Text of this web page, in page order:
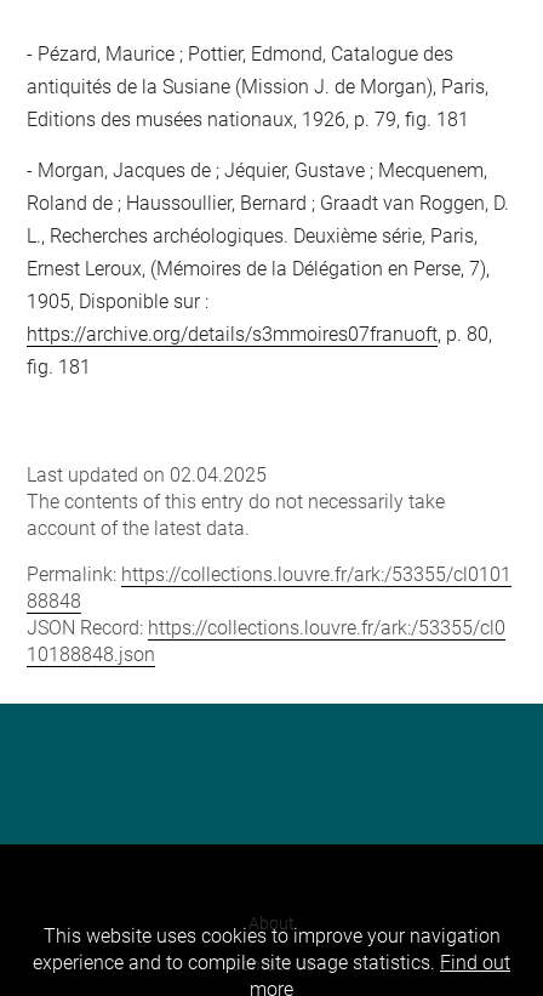
Pézard, Maurice ; Pottier, Edmond, Catalogue des
antiquités de la Susiane (Mission J. de Morgan), Paris,
Editions des musées nationaux, 1926, p. 79, fig. 181
Morgan, Jacques de ; Jéquier, Gustave ; Mecquenem,
Roland de ; Haussoullier, Bernard ; Graadt van Roggen, D.
L., Recherches archéologiques. Deuxième série, Paris,
Ernest Leroux, (Mémoires de la Délégation en Perse, 7),
1905, Disponible sur :
https://archive.org/details/s3mmoires07franuoft, p. 80,
fig. 181
Last updated on 02.04.2025
The contents of this entry do not necessarily take
account of the latest data.
Permalink: https://collections.louvre.fr/ark:/53355/cl0101
88848
JSON Record: https://collections.louvre.fr/ark:/53355/cl0
10188848.json
About
Contact Us
This website uses cookies to improve your navigation
experience and to compile site usage statistics. Find out
more